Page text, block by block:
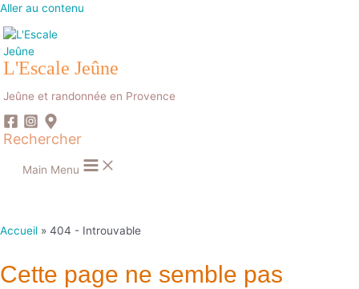
Aller au contenu
L'Escale Jeûne
Jeûne et randonnée en Provence
Rechercher
Main Menu
Accueil 404 - Introuvable
Cette page ne semble pas